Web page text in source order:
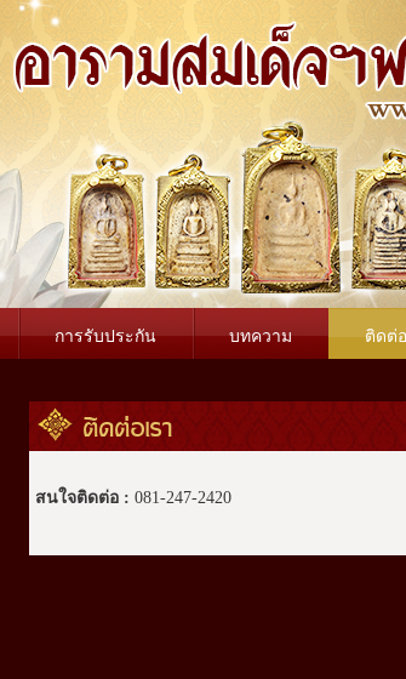
การรับประกัน บทความ ติดต่
ติดต่อเรา
สนใจติดต่อ : 081-247-2420